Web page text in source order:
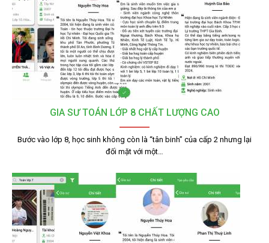
GIA SƯ TOÁN LỚP 8 CHẤT LƯỢNG CAO
Bước vào lớp 8, học sinh không còn là “tân binh” của cấp 2 nhưng lại
đối mặt với một…